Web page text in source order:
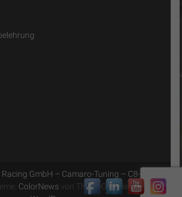
Racing GmbH – Camaro-Tuning – C8-Tuning
ColorNews von ThemeGrill. Bereitgestellt